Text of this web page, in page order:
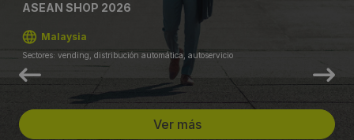
ASEAN SHOP 2026
Malaysia
Sectores: vending, distribución automática, autoservicio
Ver más